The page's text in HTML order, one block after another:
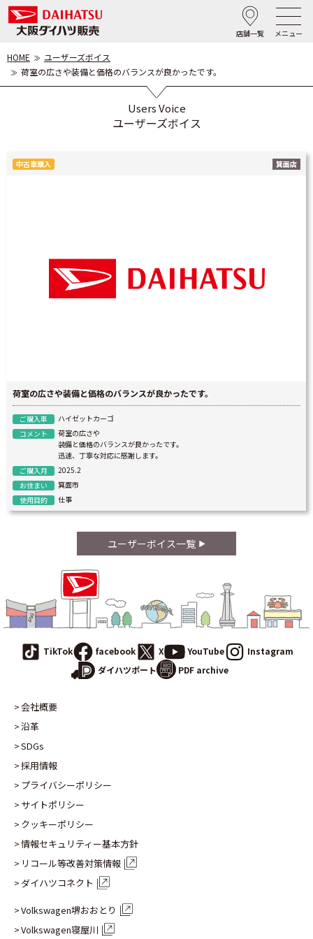
店舗一覧 メニュー
HOME
ユーザーズボイス
荷室の広さや装備と価格のバランスが良かったです。
Users Voice
ユーザーズボイス
中古車購入 箕面店
荷室の広さや装備と価格のバランスが良かったです。
ご購入車
ハイゼットカーゴ
コメント
荷室の広さや
装備と価格のバランスが良かったです。
迅速、丁寧な対応に感謝します。
ご購入月
2025.2
お住まい
箕面市
使用目的
仕事
ユーザーボイス一覧
TikTok facebook X YouTube
Instagram
ダイハツポート
PDF archive
会社概要
沿革
SDGs
採用情報
プライバシーポリシー
サイトポリシー
クッキーポリシー
情報セキュリティー基本方針
リコール等改善対策情報
ダイハツコネクト
Volkswagen堺おおとり
Volkswagen寝屋川